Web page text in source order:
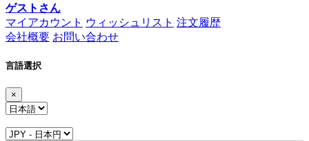
ゲストさん
マイアカウント ウィッシュリスト 注文履歴
会社概要 お問い合わせ
言語選択
×